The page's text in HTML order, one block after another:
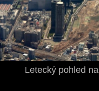
Letecký pohled